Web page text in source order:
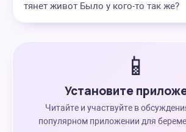
тянет живот Было у кого-то так же?
📱
Установите
Читайте и участвуйте в
популярном приложении для